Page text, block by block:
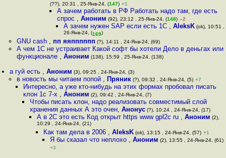
(??), 20:31 , 25-Янв-24, (147) +1
А зачем работать в РФ Работать надо там, где есть
спрос , Аноним (92), 23:12 , 25-Янв-24, (148) –2
А зачем нужен SAP если есть 1С , AleksK(ok), 10:51 ,
26-Янв-24, (169)
GNU cash , пп яяпппппп (?), 14:11 , 24-Янв-24, (69)
А чем 1С не устраивает Какой софт бы хотели Дело в деньгах или
функционале , Аноним (138), 15:59 , 25-Янв-24, (138)
а гуй есть ,Аноним (3), 09:25 , 24-Янв-24, (3)
в новость мы читаем попой , Пряник(?), 09:32 , 24-Янв-24, (5) +7
Интересно, а уже кто-нибудь на этих формах пробовал писать
клон 1с 7-х , Аноним (2), 09:42 , 24-Янв-24, (7)
Чтобы писать клон, надо реализовать совместимый слой
хранения данных А это очен,Анонус (?), 10:24 , 24-Янв-24, (17)
А в 2С это есть Код открыт https www gpl2c ru , Аноним (2),
10:29 , 24-Янв-24, (21)
Как там дела в 2006 , AleksK(ok), 13:15 , 24-Янв-24, (57) +1
Я бы сказал что неплохо ,Аноним (2), 13:55 , 24-Янв-24, (61)
+3